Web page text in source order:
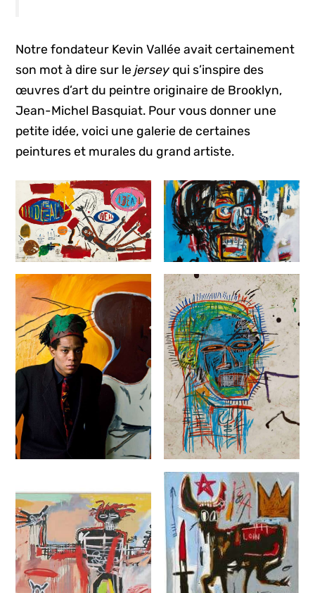
Notre fondateur Kevin Vallée avait certainement
son mot à dire sur lejersey qui s’inspire des
œuvres d’art du peintre originaire de Brooklyn,
Jean-Michel Basquiat. Pour vous donner une
petite idée, voici une galerie de certaines
peintures et murales du grand artiste.